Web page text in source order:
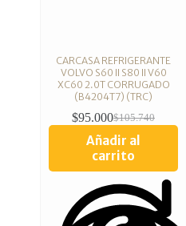
CARCASA REFRIGERANTE
VOLVO S60 II S80 II V60
XC60 2.0T CORRUGADO
(B4204T7) (TRC)
$105.740
$95.000
Añadir al
carrito